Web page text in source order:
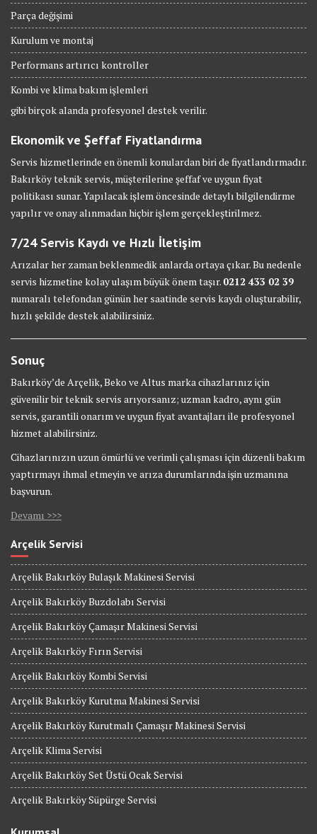
Parça değişimi
Kurulum ve montaj
Performans artırıcı kontroller
Kombi ve klima bakım işlemleri
gibi birçok alanda profesyonel destek verilir.
Ekonomik ve Şeffaf Fiyatlandırma
Servis hizmetlerinde en önemli konulardan biri de fiyatlandırmadır.
Bakırköy teknik servis, müşterilerine şeffaf ve uygun fiyat
politikası sunar. Yapılacak işlem öncesinde detaylı bilgilendirme
yapılır ve onay alınmadan hiçbir işlem gerçekleştirilmez.
7/24 Servis Kaydı ve Hızlı İletişim
Arızalar her zaman beklenmedik anlarda ortaya çıkar. Bu nedenle
servis hizmetine kolay ulaşım büyük önem taşır. 0212 433 02 39
numaralı telefondan günün her saatinde servis kaydı oluşturabilir,
hızlı şekilde destek alabilirsiniz.
Sonuç
Bakırköy’de Arçelik, Beko ve Altus marka cihazlarınız için
güvenilir bir teknik servis arıyorsanız; uzman kadro, aynı gün
servis, garantili onarım ve uygun fiyat avantajları ile profesyonel
hizmet alabilirsiniz.
Cihazlarınızın uzun ömürlü ve verimli çalışması için düzenli bakım
yaptırmayı ihmal etmeyin ve arıza durumlarında işin uzmanına
başvurun.
Devamı >>>
Arçelik Servisi
Arçelik Bakırköy Bulaşık Makinesi Servisi
Arçelik Bakırköy Buzdolabı Servisi
Arçelik Bakırköy Çamaşır Makinesi Servisi
Arçelik Bakırköy Fırın Servisi
Arçelik Bakırköy Kombi Servisi
Arçelik Bakırköy Kurutma Makinesi Servisi
Arçelik Bakırköy Kurutmalı Çamaşır Makinesi Servisi
Arçelik Klima Servisi
Arçelik Bakırköy Set Üstü Ocak Servisi
Arçelik Bakırköy Süpürge Servisi